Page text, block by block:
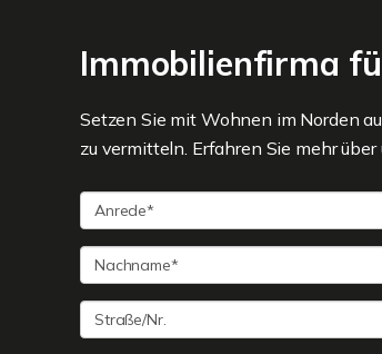
Immobilienfirma
Setzen Sie mit Wohnen im Norden
zu vermitteln. Erfahren Sie mehr